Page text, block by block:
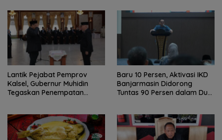
Lantik Pejabat Pemprov
Kalsel, Gubernur Muhidin
Tegaskan Penempatan
Baru 10 Persen, Aktivasi IKD
Banjarmasin Didorong
Tuntas 90 Persen dalam Dua